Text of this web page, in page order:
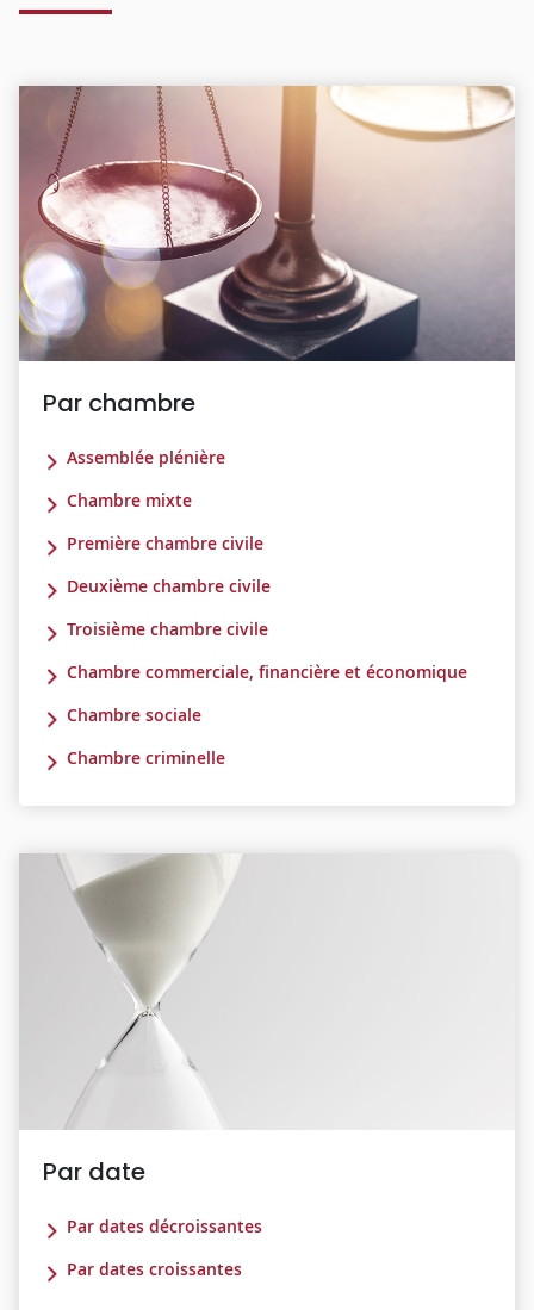
Par chambre
Assemblée plénière
Chambre mixte
Première chambre civile
Deuxième chambre civile
Troisième chambre civile
Chambre commerciale, financière et économique
Chambre sociale
Chambre criminelle
Par date
Par dates décroissantes
Par dates croissantes